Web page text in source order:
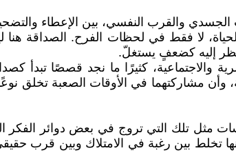
والقرب النفسي، بين الإعطاء
لا فقط في لحظات الفرح. الصداقة
إليه كضعفٍ يستغلّ.
والاجتماعية، كثيرًا ما نجد قصصًا
وأن مشاركتهما في الأوقات الصعبة تخلق
مثل تلك التي تروج في بعض دوائر الفكر
تخلط بين رغبة في الامتلاك وبين قرب حقيقي